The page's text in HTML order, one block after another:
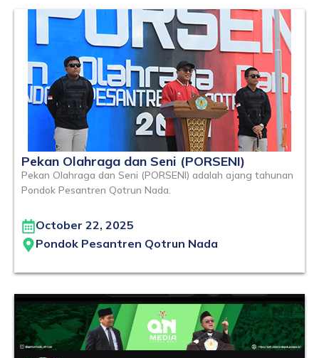
Pekan Olahraga dan Seni (PORSENI)
Pekan Olahraga dan Seni (PORSENI) adalah ajang tahunan
Pondok Pesantren Qotrun Nada.
October 22, 2025
Pondok Pesantren Qotrun Nada